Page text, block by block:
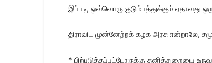
இப்படி, ஒவ்வொரு குடும்பத்துக்கும் ஏதாவது
திராவிட முன்னேற்றக் கழக அரசு என்றாலே,
* பிற்படுத்தப்பட்டோருக்கு தனித்துறையை